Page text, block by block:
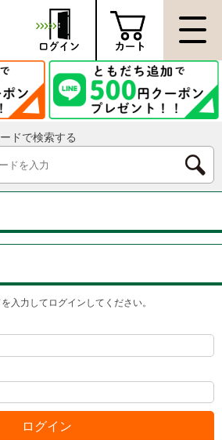
ドで検索する
入力してログインしてください。